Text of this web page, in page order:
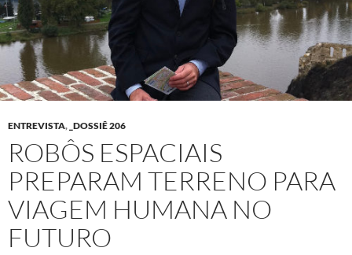
ENTREVISTA, _DOSSIÊ 206
ROBÔS ESPACIAIS
PREPARAM TERRENO PARA
VIAGEM HUMANA NO
FUTURO